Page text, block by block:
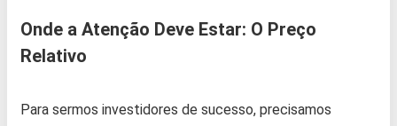
Onde a Atenção Deve Estar: O Preço
Relativo
Para sermos investidores de sucesso, precisamos